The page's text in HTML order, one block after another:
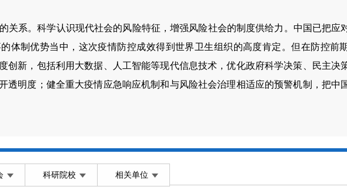
系。科学认识现代社会的风险特征，增强风险社会的制度供给力。中国已把应
体制优势当中，这次疫情防控成效得到世界卫生组织的高度肯定。但在防控前
创新，包括利用大数据、人工智能等现代信息技术，优化政府科学决策、民主决
透明度；健全重大疫情应急响应机制和与风险社会治理相适应的预警机制，把中
科研院校 相关单位